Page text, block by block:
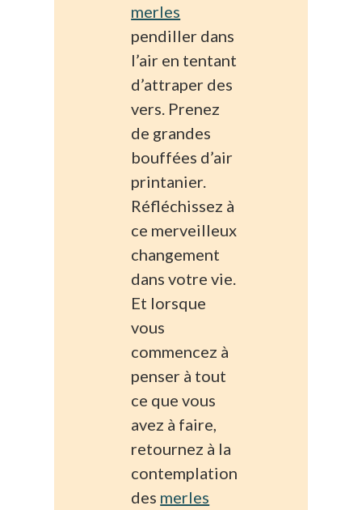
merles
pendiller dans
l’air en tentant
d’attraper des
vers. Prenez
de grandes
bouffées d’air
printanier.
Réfléchissez à
ce merveilleux
changement
dans votre vie.
Et lorsque
vous
commencez à
penser à tout
ce que vous
avez à faire,
retournez à la
contemplation
des merles